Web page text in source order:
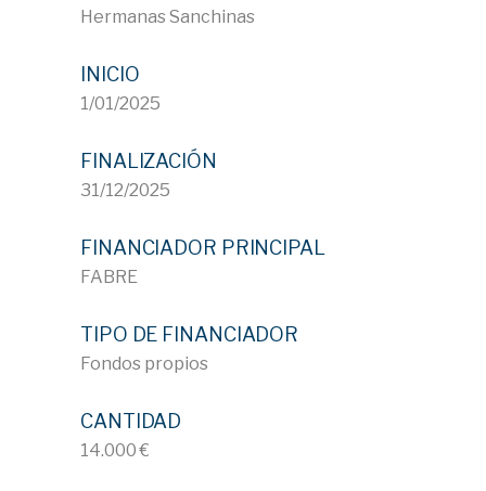
Hermanas Sanchinas
INICIO
1/01/2025
FINALIZACIÓN
31/12/2025
FINANCIADOR PRINCIPAL
FABRE
TIPO DE FINANCIADOR
Fondos propios
CANTIDAD
14.000 €